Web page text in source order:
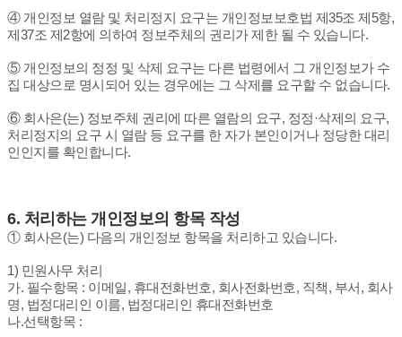
④ 개인정보 열람 및 처리정지 요구는 개인정보보호법 제35조 제5항,
제37조 제2항에 의하여 정보주체의 권리가 제한 될 수 있습니다.
⑤ 개인정보의 정정 및 삭제 요구는 다른 법령에서 그 개인정보가 수
집 대상으로 명시되어 있는 경우에는 그 삭제를 요구할 수 없습니다.
⑥ 회사은(는) 정보주체 권리에 따른 열람의 요구, 정정·삭제의 요구,
처리정지의 요구 시 열람 등 요구를 한 자가 본인이거나 정당한 대리
인인지를 확인합니다.
6. 처리하는 개인정보의 항목 작성
① 회사은(는) 다음의 개인정보 항목을 처리하고 있습니다.
1) 민원사무 처리
가. 필수항목 : 이메일, 휴대전화번호, 회사전화번호, 직책, 부서, 회사
명, 법정대리인 이름, 법정대리인 휴대전화번호
나.선택항목 :